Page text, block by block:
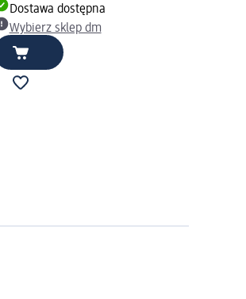
Dostawa dostępna
Wybierz sklep dm